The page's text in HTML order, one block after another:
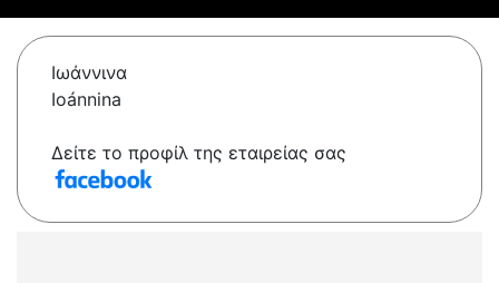
Ιωάννινα
Ioánnina
Δείτε το προφίλ της εταιρείας σας